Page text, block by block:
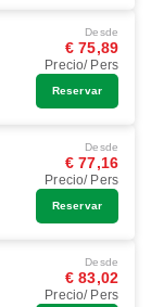
Desde
€ 75,89
Precio/ Pers
Reservar
Desde
€ 77,16
Precio/ Pers
Reservar
Desde
€ 83,02
Precio/ Pers